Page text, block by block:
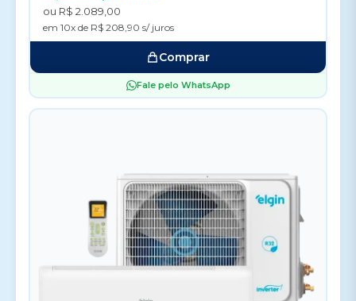
ou R$ 2.089,00
em 10x de R$ 208,90 s/ juros
Comprar
Fale pelo WhatsApp